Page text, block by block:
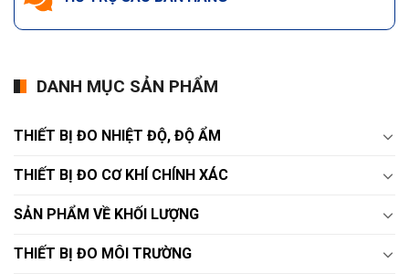
DANH MỤC SẢN PHẨM
THIẾT BỊ ĐO NHIỆT ĐỘ, ĐỘ ẨM
THIẾT BỊ ĐO CƠ KHÍ CHÍNH XÁC
SẢN PHẨM VỀ KHỐI LƯỢNG
THIẾT BỊ ĐO MÔI TRƯỜNG